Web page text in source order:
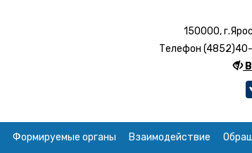
150000,
Телефон
Формируемые органы Взаимодействие